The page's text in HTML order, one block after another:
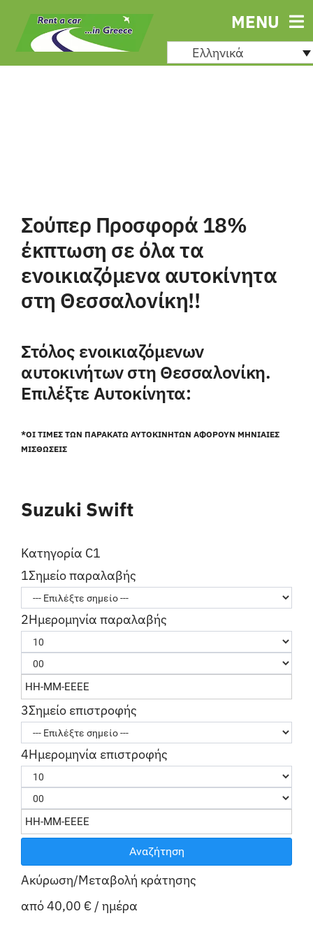
Μετάβαση
περιεχόμενο
MENU
Ελληνικά
Σούπερ Προσφορά 18%
έκπτωση σε όλα τα
ενοικιαζόμενα αυτοκίνητα
στη Θεσσαλονίκη!!
Στόλος ενοικιαζόμενων
αυτοκινήτων στη Θεσσαλονίκη.
Επιλέξτε Αυτοκίνητα:
*ΟΙ ΤΙΜΕΣ ΤΩΝ ΠΑΡΑΚΑΤΩ ΑΥΤΟΚΙΝΗΤΩΝ ΑΦΟΡΟΥΝ ΜΗΝΙΑΙΕΣ
ΜΙΣΘΩΣΕΙΣ
Suzuki Swift
Κατηγορία C1
1Σημείο παραλαβής
2Ημερομηνία παραλαβής
3Σημείο επιστροφής
4Ημερομηνία επιστροφής
Αναζήτηση
Ακύρωση/Μεταβολή κράτησης
από40,00 €/ ημέρα